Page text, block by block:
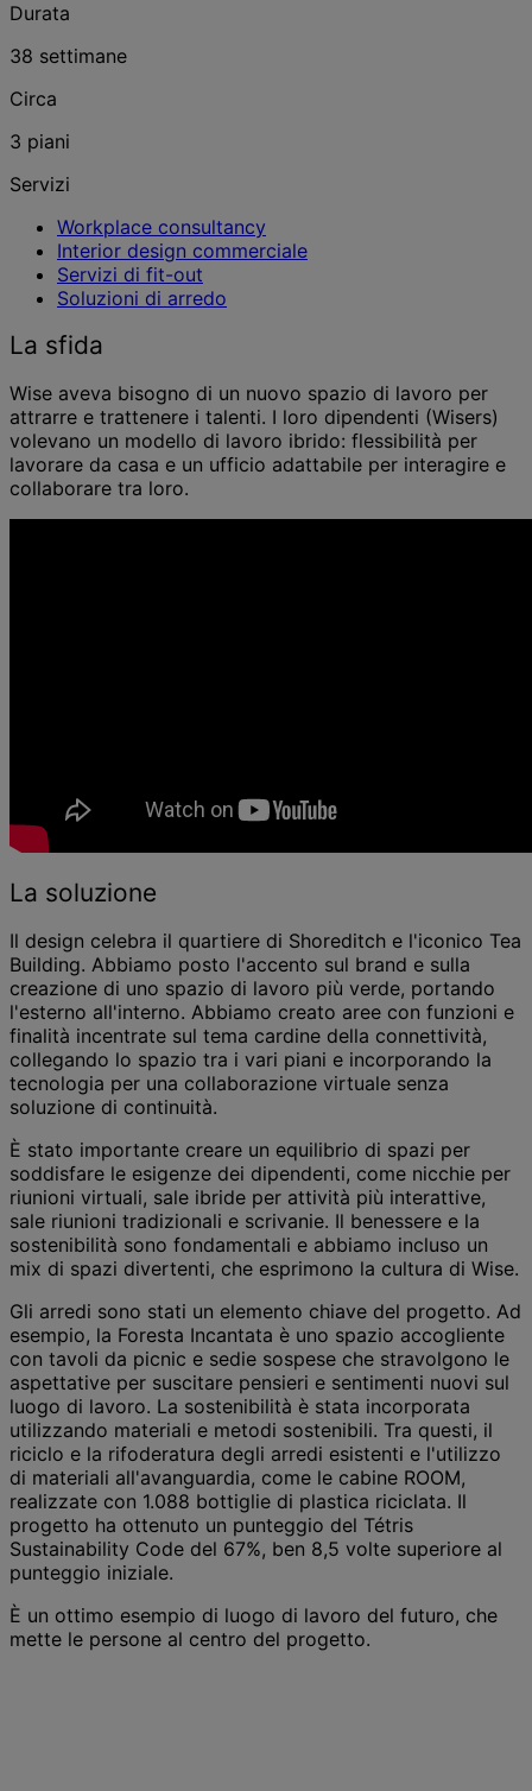
Durata
38 settimane
Circa
3 piani
Servizi
Workplace consultancy
Interior design commerciale
Servizi di fit-out
Soluzioni di arredo
La sfida
Wise aveva bisogno di un nuovo spazio di lavoro per
attrarre e trattenere i talenti. I loro dipendenti (Wisers)
volevano un modello di lavoro ibrido: flessibilità per
lavorare da casa e un ufficio adattabile per interagire e
collaborare tra loro.
La soluzione
Il design celebra il quartiere di Shoreditch e l'iconico Tea
Building. Abbiamo posto l'accento sul brand e sulla
creazione di uno spazio di lavoro più verde, portando
l'esterno all'interno. Abbiamo creato aree con funzioni e
finalità incentrate sul tema cardine della connettività,
collegando lo spazio tra i vari piani e incorporando la
tecnologia per una collaborazione virtuale senza
soluzione di continuità.
È stato importante creare un equilibrio di spazi per
soddisfare le esigenze dei dipendenti, come nicchie per
riunioni virtuali, sale ibride per attività più interattive,
sale riunioni tradizionali e scrivanie. Il benessere e la
sostenibilità sono fondamentali e abbiamo incluso un
mix di spazi divertenti, che esprimono la cultura di Wise.
Gli arredi sono stati un elemento chiave del progetto. Ad
esempio, la Foresta Incantata è uno spazio accogliente
con tavoli da picnic e sedie sospese che stravolgono le
aspettative per suscitare pensieri e sentimenti nuovi sul
luogo di lavoro. La sostenibilità è stata incorporata
utilizzando materiali e metodi sostenibili. Tra questi, il
riciclo e la rifoderatura degli arredi esistenti e l'utilizzo
di materiali all'avanguardia, come le cabine ROOM,
realizzate con 1.088 bottiglie di plastica riciclata. Il
progetto ha ottenuto un punteggio del Tétris
Sustainability Code del 67%, ben 8,5 volte superiore al
punteggio iniziale.
È un ottimo esempio di luogo di lavoro del futuro, che
mette le persone al centro del progetto.